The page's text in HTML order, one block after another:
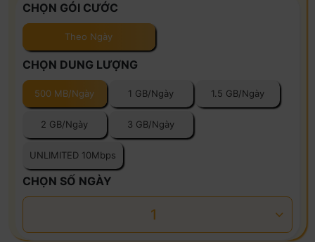
CHỌN GÓI CƯỚC
Theo Ngày
CHỌN DUNG LƯỢNG
500 MB/Ngày 1 GB/Ngày 1.5 GB/Ngày
2 GB/Ngày 3 GB/Ngày
UNLIMITED 10Mbps
CHỌN SỐ NGÀY
1